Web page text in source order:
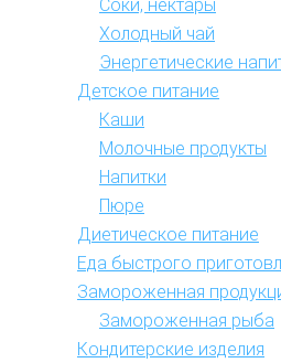
Соки, нектары
Холодный чай
Энергетические
Детское питание
Каши
Молочные продукты
Напитки
Пюре
Диетическое питание
Еда быстрого
Замороженная
Замороженная рыба
Кондитерские изделия